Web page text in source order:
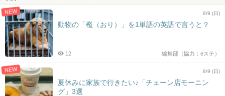
NEW 8/9 (日)
動物の「檻（おり）」を1単語の英語で言うと？
編集部（協力：eステ）
12
NEW 8/9 (日)
夏休みに家族で行きたい♪「チェーン店モーニン
グ」3選